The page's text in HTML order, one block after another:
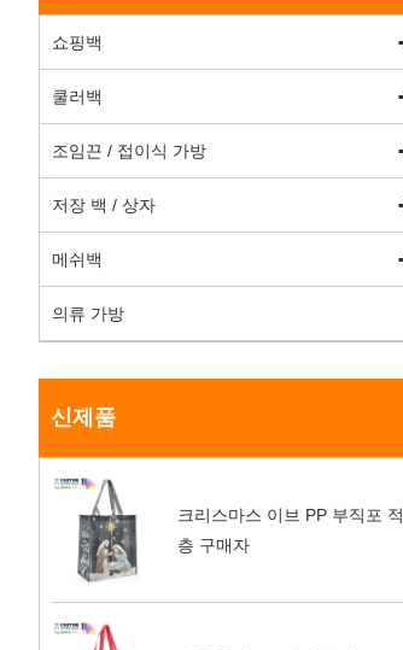
쇼핑백
쿨러백
조임끈 / 접이식 가방
저장 백 / 상자
메쉬백
의류 가방
신제품
크리스마스 이브 PP 부직포 적
층 구매자